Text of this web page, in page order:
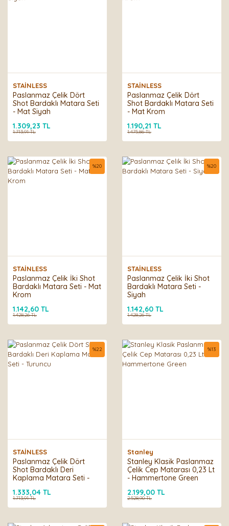
STAİNLESS
Paslanmaz Çelik Dört
Shot Bardaklı Matara Seti
- Mat Siyah
1.309,23 TL
1.713,91 TL
STAİNLESS
Paslanmaz Çelik Dört
Shot Bardaklı Matara Seti
- Mat Krom
1.190,21 TL
1.475,86 TL
STAİNLESS
Paslanmaz Çelik İki Shot
Bardaklı Matara Seti - Mat
Krom
%20
1.142,60 TL
1.428,26 TL
STAİNLESS
Paslanmaz Çelik İki Shot
Bardaklı Matara Seti -
Siyah
%20
1.142,60 TL
1.428,26 TL
STAİNLESS
Paslanmaz Çelik Dört
Shot Bardaklı Deri
Kaplama Matara Seti -
%22
1.333,04 TL
1.713,91 TL
Stanley
Stanley Klasik Paslanmaz
Çelik Cep Matarası 0,23 Lt
- Hammertone Green
%13
2.199,00 TL
2.528,90 TL